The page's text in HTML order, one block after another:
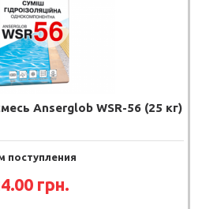
Anserglob WSR-56 (25 кг)
поступления
грн.